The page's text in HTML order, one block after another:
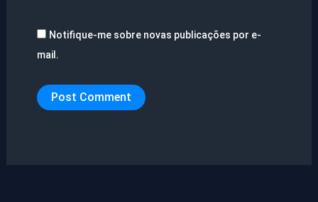
Notifique-me sobre novas publicações por e-
mail.